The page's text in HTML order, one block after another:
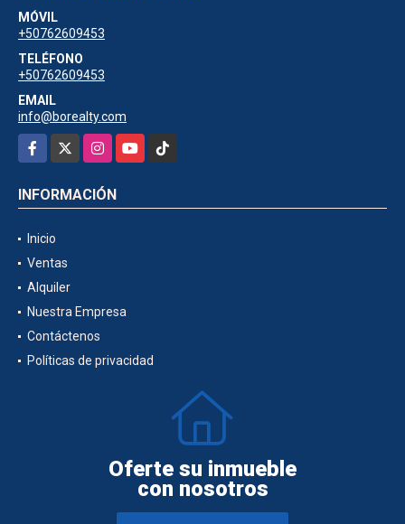
MÓVIL
+50762609453
TELÉFONO
+50762609453
EMAIL
info@borealty.com
Facebook
InstagramYouTubeTikTok
INFORMACIÓN
Inicio
Ventas
Alquiler
Nuestra Empresa
Contáctenos
Políticas de privacidad
Oferte su inmueble
con nosotros